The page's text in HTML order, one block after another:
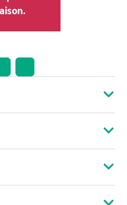
inclure des
limitées dans le
le droit d’ajuster
pour diverses
la disponibilité
et des erreurs
(OSS)